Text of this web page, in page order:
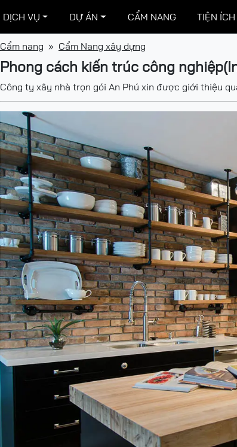
DỊCH VỤ DỰ ÁN CẨM NANG TIỆN ÍCH
Cẩm nang Cẩm Nang xây dựng
Phong cách kiến trúc công
Công ty xây nhà trọn gói An Phú xin được giới thiệu